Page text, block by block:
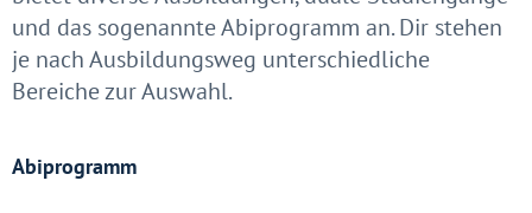
und das sogenannte Abiprogramm an. Dir stehen
je nach Ausbildungsweg unterschiedliche
Bereiche zur Auswahl.
Abiprogramm